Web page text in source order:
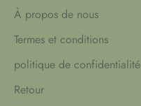
À propos de nous
Termes et conditions
politique de confidentialité
Retour